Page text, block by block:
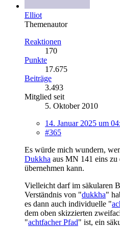
Elliot
Themenautor
Reaktionen
170
Punkte
17.675
Beiträge
3.493
Mitglied seit
5. Oktober 2010
14. Januar 2025 um
#365
Es würde mich wundern,
Dukkha aus MN 141 eins zu
übernehmen kann.
Vielleicht darf im säkularen
Verständnis von "dukkha"
es dann auch individuelle "
dem oben skizzierten
"achtfacher Pfad" ist, ein